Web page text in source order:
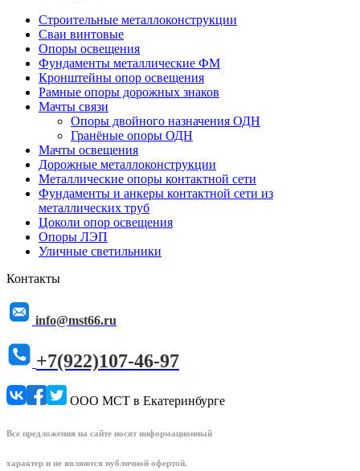
Строительные металлоконструкции
Сваи винтовые
Опоры освещения
Фундаменты металлические ФМ
Кронштейны опор освещения
Рамные опоры дорожных знаков
Мачты связи
Опоры двойного назначения ОДН
Гранёные опоры ОДН
Мачты освещения
Дорожные металлоконструкции
Металлические опоры контактной сети
Фундаменты и анкеры контактной сети из
металлических труб
Цоколи опор освещения
Опоры ЛЭП
Уличные светильники
Контакты
info@mst66.ru
+7(922)107-46-97
ООО МСТ в Екатеринбурге
Все предложения на сайте носят информационный
характер и не являются публичной офертой.